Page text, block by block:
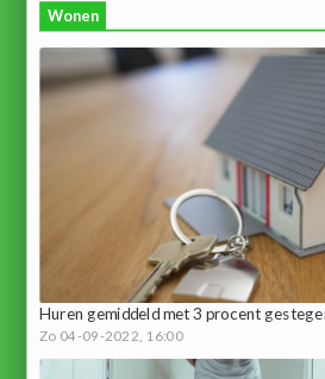
Wonen
Huren gemiddeld met 3 procent
Zo 04-09-2022, 16:00